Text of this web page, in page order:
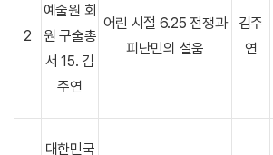
2
예술원 회
원 구술총
서 15. 김
주연
어린 시절 6.25 전쟁과
피난민의 설움
김주
연
대한민국